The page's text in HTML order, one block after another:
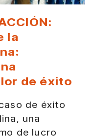
la
de éxito
de éxito
una
de lucro